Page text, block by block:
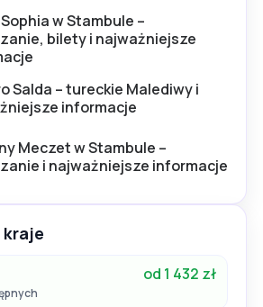
w Stambule –
bilety i najważniejsze
Salda – tureckie Malediwy i
informacje
Meczet w Stambule –
i najważniejsze informacje
od 1 432 zł